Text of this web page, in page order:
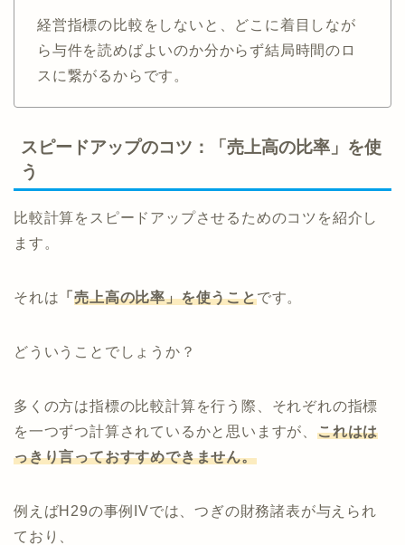
経営指標の比較をしないと、どこに着目しなが
ら与件を読めばよいのか分からず結局時間のロ
スに繋がるからです。
スピードアップのコツ：「売上高の比率」を使
う
比較計算をスピードアップさせるためのコツを紹介し
ます。
それは 「売上高の比率」を使うことです。
どういうことでしょうか？
多くの方は指標の比較計算を行う際、それぞれの指標
を一つずつ計算されているかと思いますが、 これはは
っきり言っておすすめできません。
例えばH29の事例IVでは、つぎの財務諸表が与えられ
ており、